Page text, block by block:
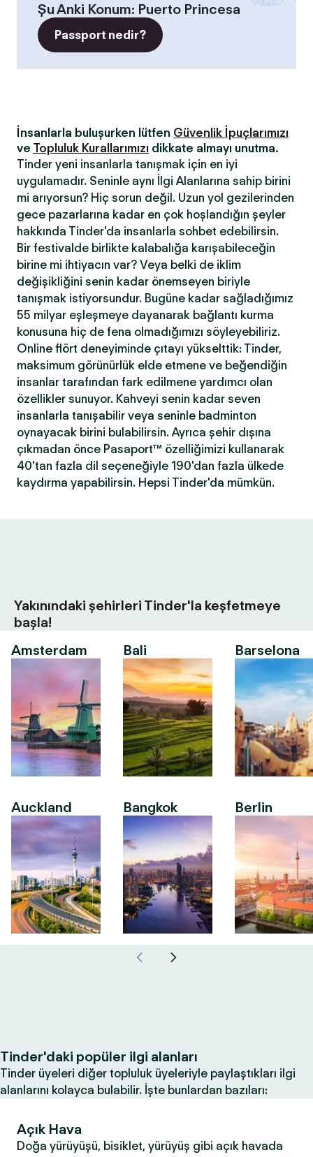
Şu Anki Konum: Puerto Princesa
Passport nedir?
İnsanlarla buluşurken lütfen Güvenlik İpuçlarımızı
ve Topluluk Kurallarımızı dikkate almayı unutma.
Tinder yeni insanlarla tanışmak için en iyi
uygulamadır. Seninle aynı İlgi Alanlarına sahip birini
mi arıyorsun? Hiç sorun değil. Uzun yol gezilerinden
gece pazarlarına kadar en çok hoşlandığın şeyler
hakkında Tinder'da insanlarla sohbet edebilirsin.
Bir festivalde birlikte kalabalığa karışabileceğin
birine mi ihtiyacın var? Veya belki de iklim
değişikliğini senin kadar önemseyen biriyle
tanışmak istiyorsundur. Bugüne kadar sağladığımız
55 milyar eşleşmeye dayanarak bağlantı kurma
konusuna hiç de fena olmadığımızı söyleyebiliriz.
Online flört deneyiminde çıtayı yükselttik: Tinder,
maksimum görünürlük elde etmene ve beğendiğin
insanlar tarafından fark edilmene yardımcı olan
özellikler sunuyor. Kahveyi senin kadar seven
insanlarla tanışabilir veya seninle badminton
oynayacak birini bulabilirsin. Ayrıca şehir dışına
çıkmadan önce Pasaport™ özelliğimizi kullanarak
40'tan fazla dil seçeneğiyle 190'dan fazla ülkede
kaydırma yapabilirsin. Hepsi Tinder'da mümkün.
Yakınındaki şehirleri Tinder'la keşfetmeye
başla!
Amsterdam
Auckland
Bali
Bangkok
Barselona
Berlin
Tinder'daki popüler ilgi alanları
Tinder üyeleri diğer topluluk üyeleriyle paylaştıkları ilgi
alanlarını kolayca bulabilir. İşte bunlardan bazıları:
Açık Hava
Doğa yürüyüşü, bisiklet, yürüyüş gibi açık havada